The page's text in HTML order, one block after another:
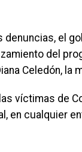
el
del
Celedón, la
víctimas de
en cualquier